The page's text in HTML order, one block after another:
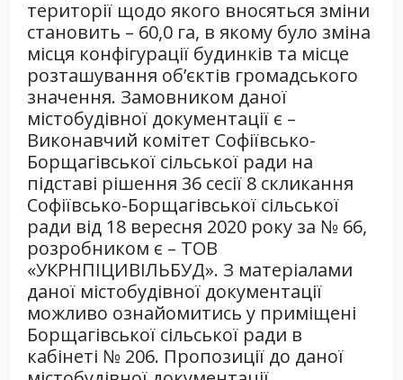
території щодо якого вносяться зміни
становить – 60,0 га, в якому було зміна
місця конфігурації будинків та місце
розташування об’єктів громадського
значення. Замовником даної
містобудівної документації є –
Виконавчий комітет Софіївсько-
Борщагівської сільської ради на
підставі рішення 36 сесії 8 скликання
Софіївсько-Борщагівської сільської
ради від 18 вересня 2020 року за № 66,
розробником є – ТОВ
«УКРНПІЦИВІЛЬБУД». З матеріалами
даної містобудівної документації
можливо ознайомитись у приміщені
Борщагівської сільської ради в
кабінеті № 206. Пропозиції до даної